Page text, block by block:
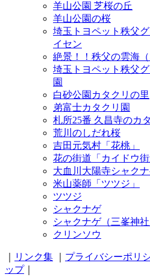
羊山公園 芝桜の丘
羊山公園の桜
埼玉トヨペット秩父
イセン
絶景！！秩父の雲海（
埼玉トヨペット秩父
園
白砂公園カタクリの里
弟富士カタクリ園
札所25番 久昌寺のカ
荒川のしだれ桜
吉田元気村「花桃」
花の街道「カイドウ街
大血川大陽寺シャクナ
米山薬師「ツツジ」
ツツジ
シャクナゲ
シャクナゲ（三峯神社
クリンソウ
リンク集 プライバシーポリ
ップ｜